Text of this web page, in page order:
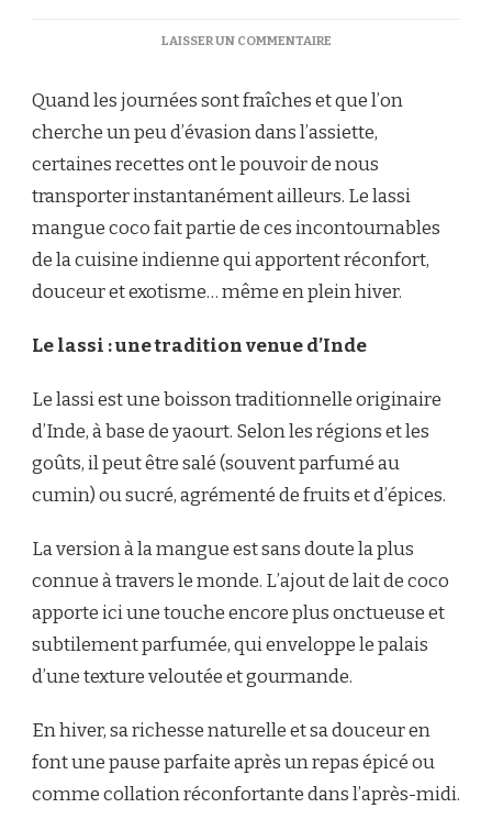
LAISSER UN COMMENTAIRESUR
COCO
LA
DOUCEUR
INDIENNE
QUI
RÉCHAUFFE
L’HIVER
Quand les journées sont fraîches et que l’on
cherche un peu d’évasion dans l’assiette,
certaines recettes ont le pouvoir de nous
transporter instantanément ailleurs. Le lassi
mangue coco fait partie de ces incontournables
de la cuisine indienne qui apportent réconfort,
douceur et exotisme… même en plein hiver.
Le lassi : une tradition venue d’Inde
Le lassi est une boisson traditionnelle originaire
d’Inde, à base de yaourt. Selon les régions et les
goûts, il peut être salé (souvent parfumé au
cumin) ou sucré, agrémenté de fruits et d’épices.
La version à la mangue est sans doute la plus
connue à travers le monde. L’ajout de lait de coco
apporte ici une touche encore plus onctueuse et
subtilement parfumée, qui enveloppe le palais
d’une texture veloutée et gourmande.
En hiver, sa richesse naturelle et sa douceur en
font une pause parfaite après un repas épicé ou
comme collation réconfortante dans l’après-midi.